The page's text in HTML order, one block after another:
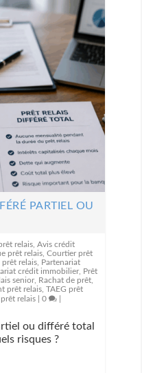
PARTIEL OU
relais ,Avis crédit
prêt relais ,Courtier prêt
relais Partenariat
crédit immobilier Prêt
senior Rachat de prêt
prêt relais ,TAEG prêt
relais |0
ou différé total
risques ?